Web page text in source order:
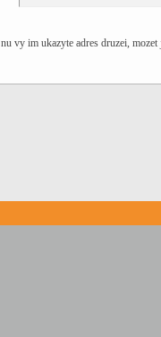
nu vy im ukazyte adres druzei,